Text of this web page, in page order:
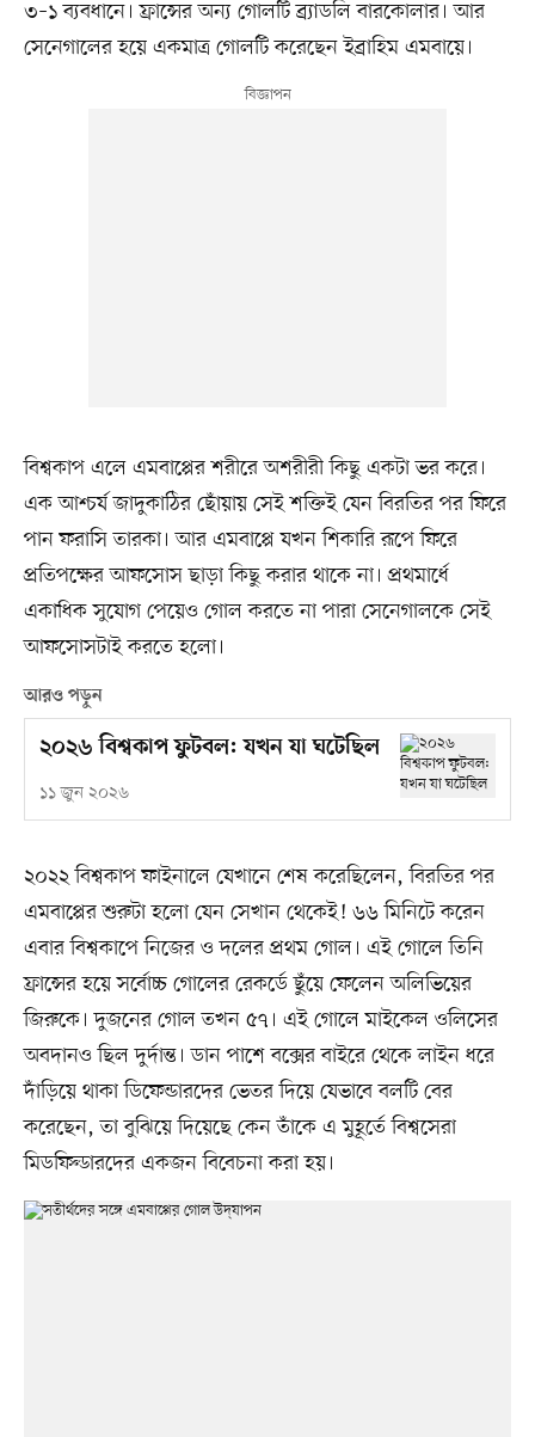
৩–১ ব্যবধানে। ফ্রান্সের অন্য গোলটি ব্র্যাডলি বারকোলার। আর
সেনেগালের হয়ে একমাত্র গোলটি করেছেন ইব্রাহিম এমবায়ে।
বিশ্বকাপ এলে এমবাপ্পের শরীরে অশরীরী কিছু একটা ভর করে।
এক আশ্চর্য জাদুকাঠির ছোঁয়ায় সেই শক্তিই যেন বিরতির পর ফিরে
পান ফরাসি তারকা। আর এমবাপ্পে যখন শিকারি রূপে ফিরে
প্রতিপক্ষের আফসোস ছাড়া কিছু করার থাকে না। প্রথমার্ধে
একাধিক সুযোগ পেয়েও গোল করতে না পারা সেনেগালকে সেই
আফসোসটাই করতে হলো।
আরও পড়ুন
২০২৬ বিশ্বকাপ ফুটবল: যখন যা ঘটেছিল
১১ জুন ২০২৬
২০২২ বিশ্বকাপ ফাইনালে যেখানে শেষ করেছিলেন, বিরতির পর
এমবাপ্পের শুরুটা হলো যেন সেখান থেকেই! ৬৬ মিনিটে করেন
এবার বিশ্বকাপে নিজের ও দলের প্রথম গোল। এই গোলে তিনি
ফ্রান্সের হয়ে সর্বোচ্চ গোলের রেকর্ডে ছুঁয়ে ফেলেন অলিভিয়ের
জিরুকে। দুজনের গোল তখন ৫৭। এই গোলে মাইকেল ওলিসের
অবদানও ছিল দুর্দান্ত। ডান পাশে বক্সের বাইরে থেকে লাইন ধরে
দাঁড়িয়ে থাকা ডিফেন্ডারদের ভেতর দিয়ে যেভাবে বলটি বের
করেছেন, তা বুঝিয়ে দিয়েছে কেন তাঁকে এ মুহূর্তে বিশ্বসেরা
মিডফিল্ডারদের একজন বিবেচনা করা হয়।